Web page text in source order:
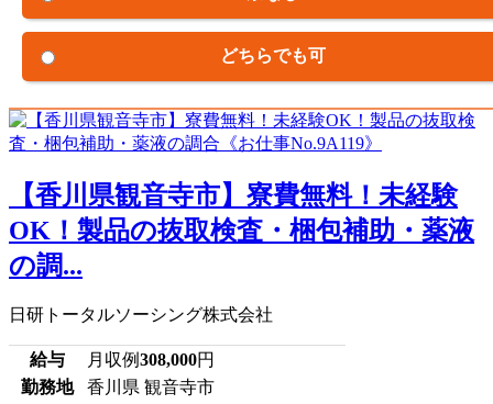
どちらでも可
【香川県観音寺市】寮費無料！未経験
OK！製品の抜取検査・梱包補助・薬液
の調...
日研トータルソーシング株式会社
給与 月収例308,000円
勤務地
香川県 観音寺市